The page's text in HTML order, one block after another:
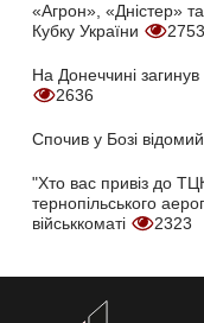
«Агрон», «Дністер»
Кубку України
2753
На Донеччині
2636
Спочив у Бозі
"Хто вас привіз до
тернопільського
військкоматі
2323